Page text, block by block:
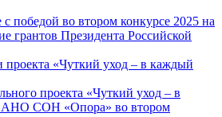
победой во втором конкурсе 2025 на
грантов Президента Российской
«Чуткий уход – в каждый
проекта «Чуткий уход – в
СОН «Опора» во втором